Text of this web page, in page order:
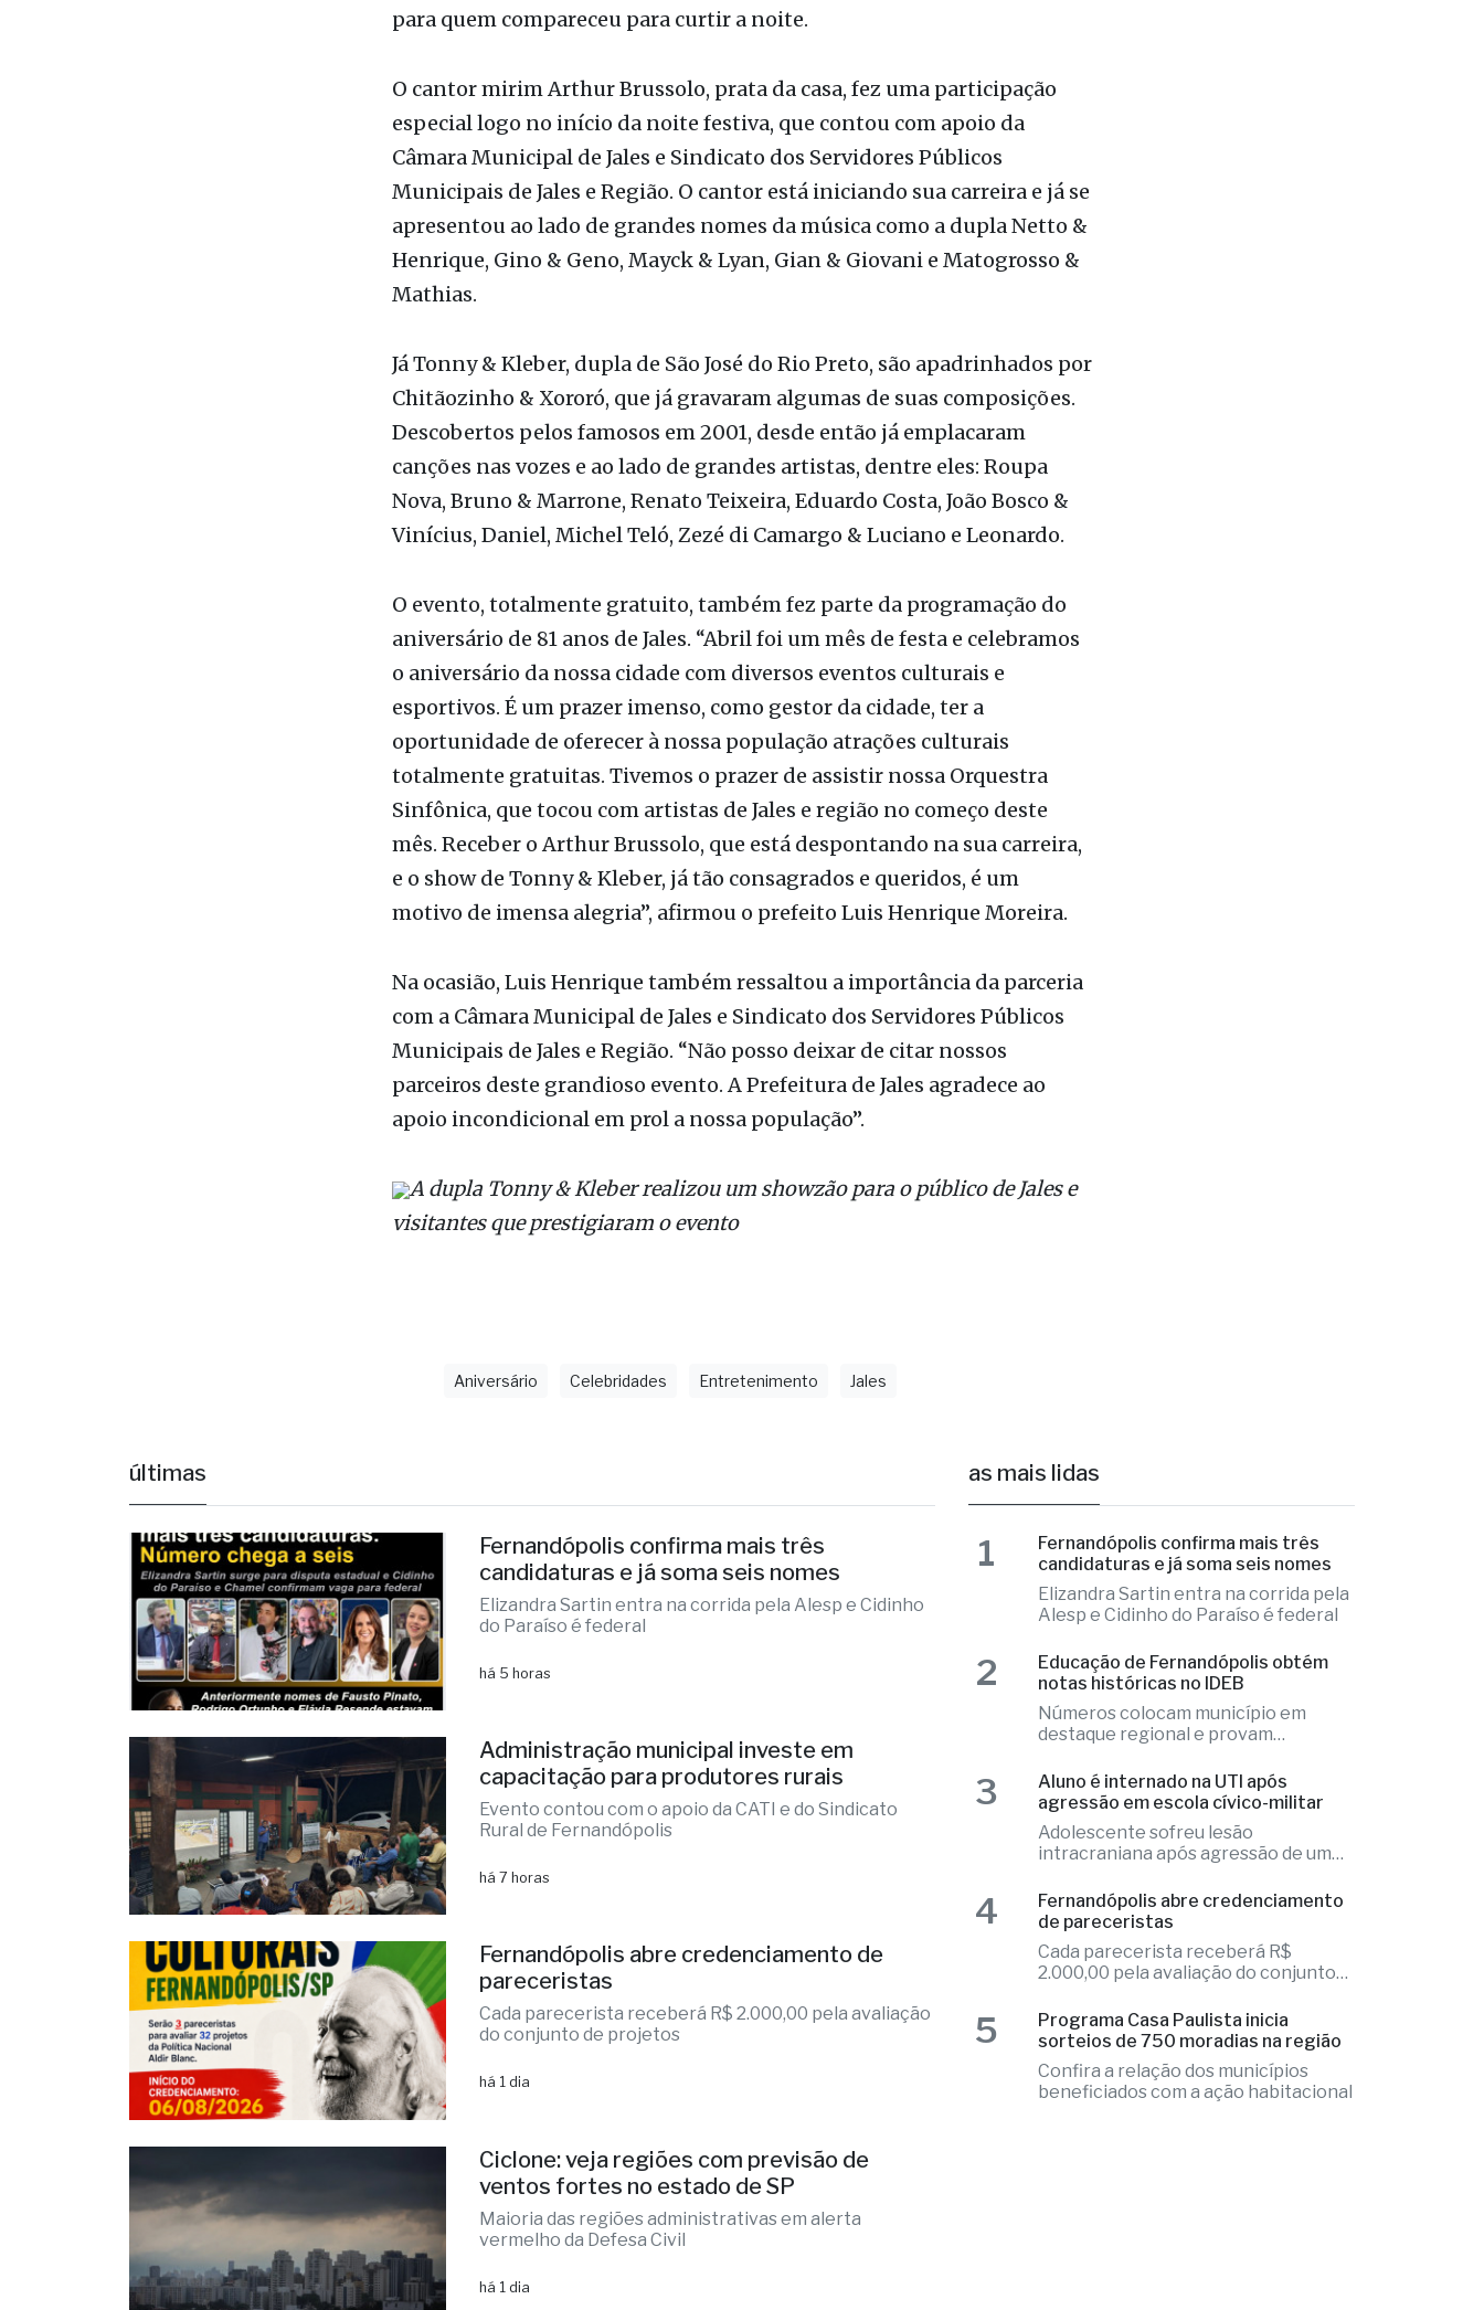
questão de segurança, devido ao equipamento de som, a linda fonte
para quem compareceu para curtir a noite.
O cantor mirim Arthur Brussolo, prata da casa, fez uma participação
especial logo no início da noite festiva, que contou com apoio da
Câmara Municipal de Jales e Sindicato dos Servidores Públicos
Municipais de Jales e Região. O cantor está iniciando sua carreira e já se
apresentou ao lado de grandes nomes da música como a dupla Netto &
Mathias.
Já Tonny & Kleber, dupla de São José do Rio Preto, são apadrinhados por
Chitãozinho & Xororó, que já gravaram algumas de suas composições.
Descobertos pelos famosos em 2001, desde então já emplacaram
canções nas vozes e ao lado de grandes artistas, dentre eles: Roupa
Vinícius, Daniel, Michel Teló, Zezé di Camargo & Luciano e Leonardo.
O evento, totalmente gratuito, também fez parte da programação do
aniversário de 81 anos de Jales. “Abril foi um mês de festa e celebramos
o aniversário da nossa cidade com diversos eventos culturais e
esportivos. É um prazer imenso, como gestor da cidade, ter a
oportunidade de oferecer à nossa população atrações culturais
totalmente gratuitas. Tivemos o prazer de assistir nossa Orquestra
Sinfônica, que tocou com artistas de Jales e região no começo deste
mês. Receber o Arthur Brussolo, que está despontando na sua carreira,
motivo de imensa alegria”, afirmou o prefeito Luis Henrique Moreira.
Na ocasião, Luis Henrique também ressaltou a importância da parceria
com a Câmara Municipal de Jales e Sindicato dos Servidores Públicos
Municipais de Jales e Região. “Não posso deixar de citar nossos
apoio incondicional em prol a nossa população”.
últimas
Fernandópolis confirma mais três
candidaturas e já soma seis nomes
Elizandra Sartin entra na corrida pela Alesp e Cidinho
Administração municipal investe em
capacitação para produtores rurais
Evento contou com o apoio da CATI e do Sindicato
Fernandópolis abre credenciamento de
pareceristas
Cada parecerista receberá R$ 2.000,00 pela avaliação
Ciclone: veja regiões com previsão de
ventos fortes no estado de SP
Maioria das regiões administrativas em alerta
as mais lidas
Fernandópolis confirma mais três
candidaturas e já soma seis nomes
Elizandra Sartin entra na corrida pela
Alesp e Cidinho do Paraíso é federal
Educação de Fernandópolis obtém
notas históricas no IDEB
Números colocam município em
destaque regional e provam
excelência
Aluno é internado na UTI após
agressão em escola cívico-militar
Adolescente sofreu lesão
intracraniana após agressão de um
colega
Fernandópolis abre credenciamento
de pareceristas
Cada parecerista receberá R$
2.000,00 pela avaliação do conjunto
Programa Casa Paulista inicia
sorteios de 750 moradias na região